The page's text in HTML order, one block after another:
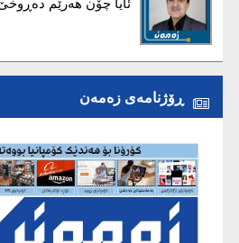
ئايا چۆن هەرێم
کەمیی ئاو لە هەرێمی
ڕۆژنامەی زەمەن